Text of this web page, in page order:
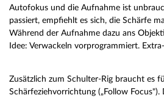
Autofokus und die Aufnahme ist
passiert, empfiehlt es sich, die Schärfe
Während der Aufnahme dazu ans
Idee: Verwackeln vorprogrammiert.
Zusätzlich zum Schulter-Rig braucht es
Schärfeziehvorrichtung („Follow